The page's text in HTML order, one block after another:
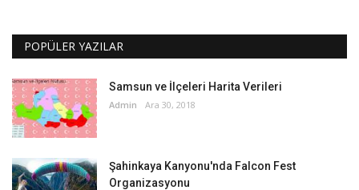
POPÜLER YAZILAR
Samsun ve İlçeleri Harita Verileri
Admin Ara 30, 2018
Şahinkaya Kanyonu'nda Falcon Fest
Organizasyonu